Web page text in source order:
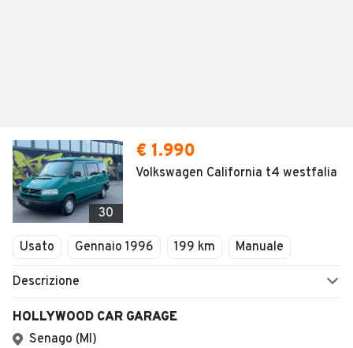
30
€ 1.990
Volkswagen California t4 westfalia
Usato Gennaio 1996 199 km Manuale
Descrizione
HOLLYWOOD CAR GARAGE
Senago (MI)